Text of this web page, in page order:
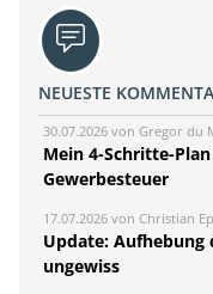
NEUESTE
30.07.2026 von Gregor
Mein 4-Schritte-
Gewerbesteuer
17.07.2026 von Christian
Update: Aufhebung
ungewiss